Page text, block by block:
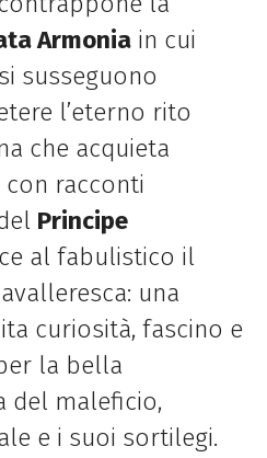
Armoniain cui
susseguono
l’eterno rito
che acquieta
racconti
Principe
al fabulistico il
una
curiosità, fascino e
la bella
del maleficio,
e i suoi sortilegi.